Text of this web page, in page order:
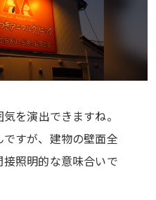
を演出できますね。
すが、建物の壁面全
照明的な意味合いで